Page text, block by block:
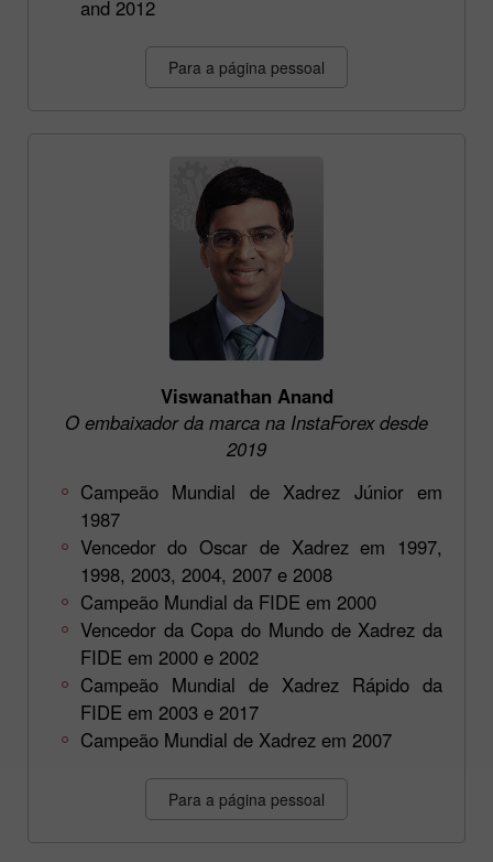
and 2012
Para a página pessoal
Viswanathan Anand
O embaixador da marca na InstaForex desde
2019
Campeão Mundial de Xadrez Júnior em
1987
Vencedor do Oscar de Xadrez em 1997,
1998, 2003, 2004, 2007 e 2008
Campeão Mundial da FIDE em 2000
Vencedor da Copa do Mundo de Xadrez da
FIDE em 2000 e 2002
Campeão Mundial de Xadrez Rápido da
FIDE em 2003 e 2017
Campeão Mundial de Xadrez em 2007
Para a página pessoal